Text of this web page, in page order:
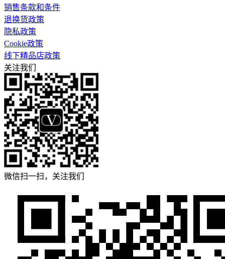
销售条款和条件
退换货政策
隐私政策
Cookie政策
线下精品店政策
关注我们
微信扫一扫，关注我们